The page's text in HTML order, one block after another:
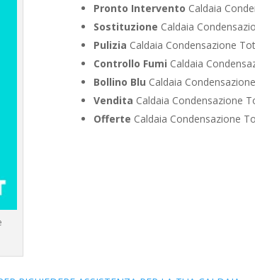
Pronto Intervento Caldaia
Sostituzione Caldaia
Pulizia Caldaia Condensazione
Controllo Fumi Caldaia
Bollino Blu Caldaia
Vendita Caldaia Condensazione
Offerte Caldaia Condensazione